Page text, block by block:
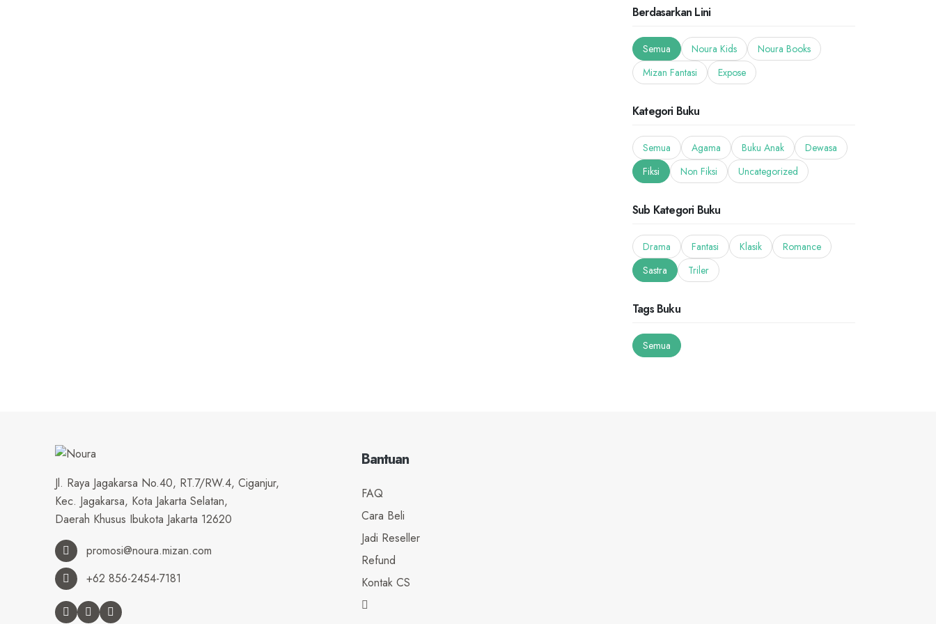
Berdasarkan Lini
Semua Noura Kids
Noura Books
Mizan Fantasi
Expose
Kategori Buku
Semua Agama Buku Anak
Dewasa
Fiksi
Non Fiksi Uncategorized
Sub Kategori Buku
Drama Fantasi Klasik
Romance
Sastra
Triler
Tags Buku
Semua
Jl. Raya Jagakarsa No.40, RT.7/RW.4, Ciganjur,
Kec. Jagakarsa, Kota Jakarta Selatan,
Daerah Khusus Ibukota Jakarta 12620
promosi@noura.mizan.com
+62 856-2454-7181
Bantuan
FAQ
Cara Beli
Jadi Reseller
Refund
Kontak CS